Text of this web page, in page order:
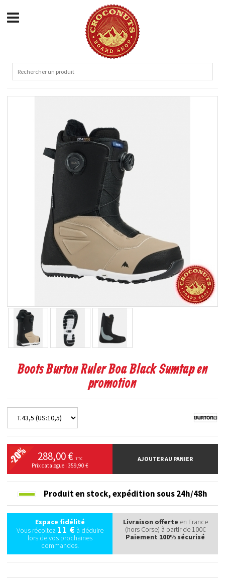
Boots Burton Ruler Boa Black Sumtap en
promotion
288,00 € TTC
Prix catalogue : 359,90 €
AJOUTER AU PANIER
Produit en stock,expédition sous 24h/48h
Espace fidélité
Vous récoltez 11 €à déduire
lors de vos prochaines
commandes.
Livraison offerte en France
(hors Corse) à partir de 100€
Paiement 100% sécurisé